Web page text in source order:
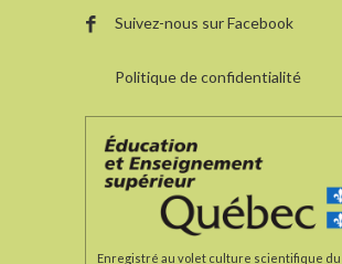
Suivez-nous sur Facebook
Politique de confidentialité
Enregistré au volet culture scientifique du